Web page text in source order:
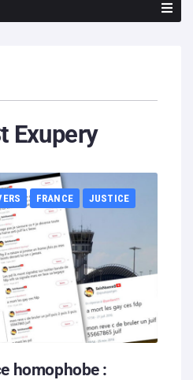
Exupery
FRANCE
JUSTICE
homophobe :